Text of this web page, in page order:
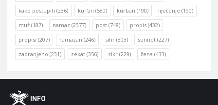
kako postupiti (236) kur'an (580) kurban (190) liječenje (190)
muž (187) namaz (2377) post (748) propis (432)
propisi (207) ramazan (246) sihr (303) sunnet (227)
zabranjeno (231) zekat (356) zikr (229) žena (433)
FooterOINFO